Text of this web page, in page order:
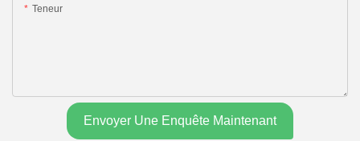
Teneur
Envoyer Une Enquête Maintenant